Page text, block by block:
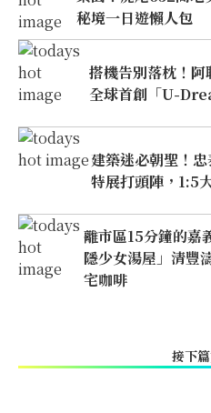
秘境一日遊懶人包
搭機告別落枕！阿
全球首創「U-
建築迷必朝聖！
特展打頭陣，1:5
離市區15分鐘的嘉
隱少女湯屋」清豐
宅咖啡
接下